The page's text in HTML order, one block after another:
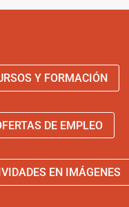
Y FORMACIÓN
DE EMPLEO
EN IMÁGENES